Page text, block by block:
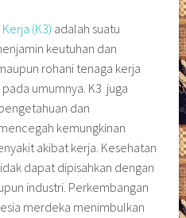
(K3) adalah suatu
keutuhan dan
rohani tenaga kerja
umumnya. K3 juga
dan
kemungkinan
akibat kerja. Kesehatan
dapat dipisahkan dengan
industri. Perkembangan
merdeka menimbulkan